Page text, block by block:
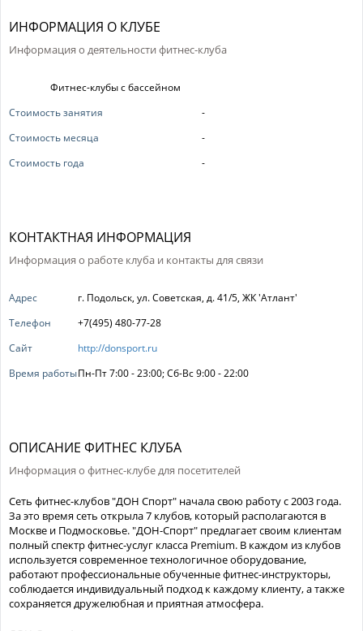
ИНФОРМАЦИЯ О КЛУБЕ
Информация о деятельности фитнес-клуба
Фитнес-клубы с бассейном
Стоимость занятия
-
Стоимость месяца
-
Стоимость года
-
КОНТАКТНАЯ ИНФОРМАЦИЯ
Информация о работе клуба и контакты для связи
Адрес
г. Подольск, ул. Советская, д. 41/5, ЖК 'Атлант'
Телефон
+7(495) 480-77-28
Сайт
http://donsport.ru
Время работыПн-Пт 7:00 - 23:00; Сб-Вс 9:00 - 22:00
ОПИСАНИЕ ФИТНЕС КЛУБА
Информация о фитнес-клубе для посетителей
Сеть фитнес-клубов "ДОН Спорт" начала свою работу с 2003 года.
За это время сеть открыла 7 клубов, который располагаются в
Москве и Подмосковье. "ДОН-Спорт" предлагает своим клиентам
полный спектр фитнес-услуг класса Premium. В каждом из клубов
используется современное технологичное оборудование,
работают профессиональные обученные фитнес-инструкторы,
соблюдается индивидуальный подход к каждому клиенту, а также
сохраняется дружелюбная и приятная атмосфера.